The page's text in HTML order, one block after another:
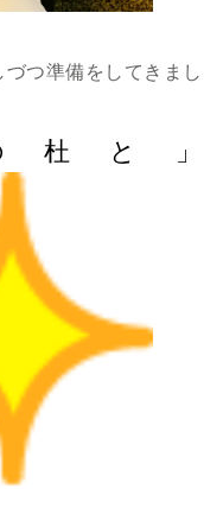
つ準備をしてきまし
杜と」